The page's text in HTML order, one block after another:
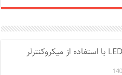
مدار دیمر پاور LED با استفاده از میکروکنترلر